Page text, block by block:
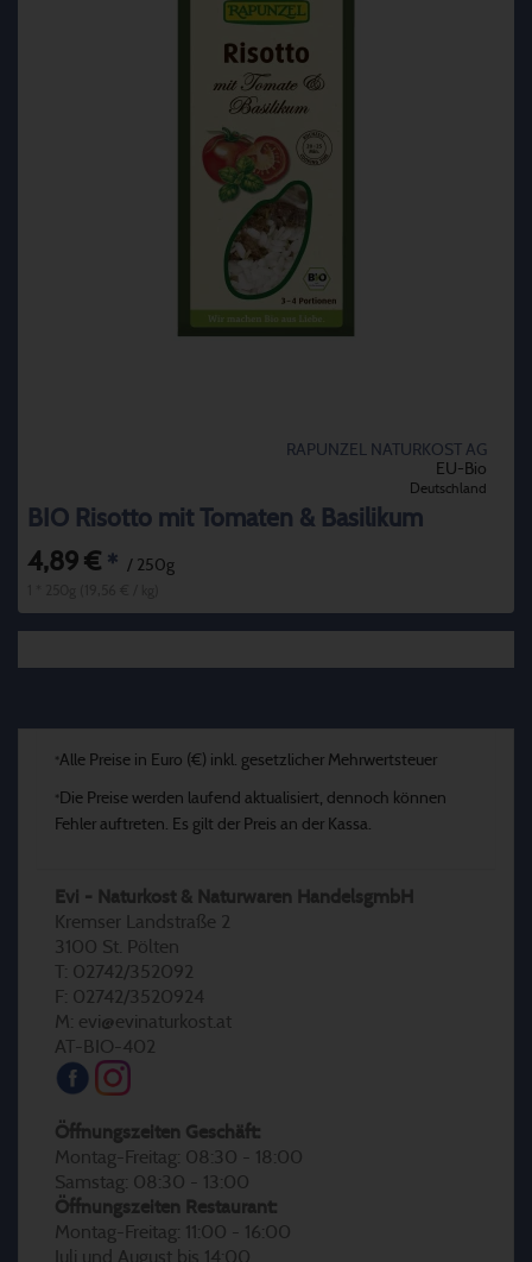
RAPUNZEL NATURKOST AG
EU-Bio
Deutschland
BIO Risotto mit Tomaten & Basilikum
4,89 € * / 250g
* Alle Preise in Euro (€) inkl. gesetzlicher Mehrwertsteuer
* Die Preise werden laufend aktualisiert, dennoch können
Fehler auftreten. Es gilt der Preis an der Kassa.
Evi - Naturkost & Naturwaren HandelsgmbH
Kremser Landstraße 2
3100 St. Pölten
T: 02742/352092
F: 02742/3520924
M: evi@evinaturkost.at
AT-BIO-402
Öffnungszeiten Geschäft:
Montag-Freitag: 08:30 - 18:00
Samstag: 08:30 - 13:00
Öffnungszeiten Restaurant:
Montag-Freitag: 11:00 - 16:00
Juli und August bis 14:00